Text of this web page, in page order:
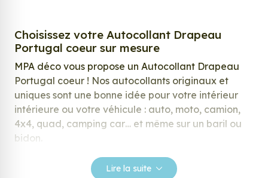
Choisissez votre Autocollant Drapeau
Portugal coeur sur mesure
MPA déco vous propose un Autocollant Drapeau
Portugal coeur ! Nos autocollants originaux et
uniques sont une bonne idée pour votre intérieur
intérieure ou votre véhicule : auto, moto, camion,
4x4, quad, camping car… et même sur un baril ou
bidon.
Nos stickers sont spécialement conçus pour
Lire la suite